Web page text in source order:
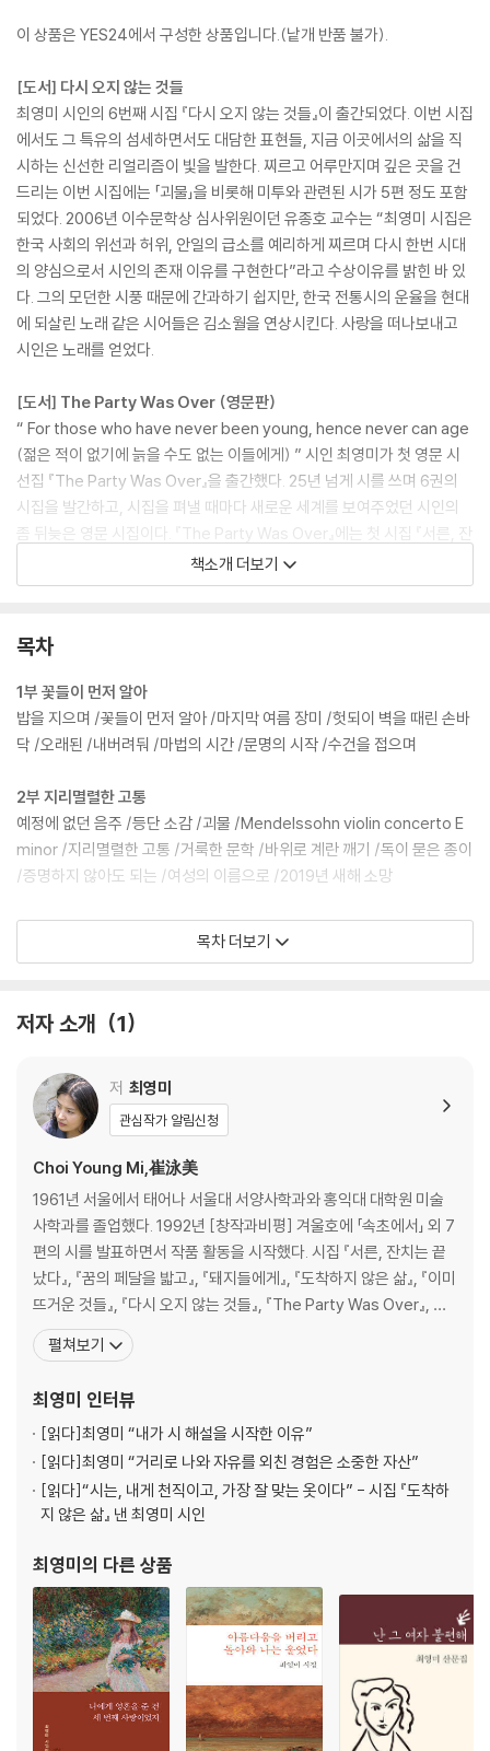
이 상품은 YES24에서 구성한 상품입니다.(낱개 반품 불가).
[도서] 다시 오지 않는 것들
최영미 시인의 6번째 시집 『다시 오지 않는 것들』이 출간되었다. 이번 시집
에서도 그 특유의 섬세하면서도 대담한 표현들, 지금 이곳에서의 삶을 직
시하는 신선한 리얼리즘이 빛을 발한다. 찌르고 어루만지며 깊은 곳을 건
드리는 이번 시집에는 「괴물」을 비롯해 미투와 관련된 시가 5편 정도 포함
되었다. 2006년 이수문학상 심사위원이던 유종호 교수는 “최영미 시집은
한국 사회의 위선과 허위, 안일의 급소를 예리하게 찌르며 다시 한번 시대
의 양심으로서 시인의 존재 이유를 구현한다”라고 수상이유를 밝힌 바 있
다. 그의 모던한 시풍 때문에 간과하기 쉽지만, 한국 전통시의 운율을 현대
에 되살린 노래 같은 시어들은 김소월을 연상시킨다. 사랑을 떠나보내고
시인은 노래를 얻었다.
[도서] The Party Was Over (영문판)
“ For those who have never been young, hence never can age
(젊은 적이 없기에 늙을 수도 없는 이들에게) ” 시인 최영미가 첫 영문 시
선집 『The Party Was Over』을 출간했다. 25년 넘게 시를 쓰며 6권의
시집을 발간하고, 시집을 펴낼 때마다 새로운 세계를 보여주었던 시인의
좀 뒤늦은 영문 시집이다. 『The Party Was Over』에는 첫 시집 『서른, 잔
치는 끝났다』에서『다시 오지 않는 것들』 까지 6권의 시집에서 선정한 25
편의 시가 실렸다. 전승희와 Alice Kim 의 정확하며 생동감 있는 번역은
회를 줄 것이다.
책소개 더보기
목차
1부 꽃들이 먼저 알아
밥을 지으며 /꽃들이 먼저 알아 /마지막 여름 장미 /헛되이 벽을 때린 손바
닥 /오래된 /내버려둬 /마법의 시간 /문명의 시작 /수건을 접으며
2부 지리멸렬한 고통
예정에 없던 음주 /등단 소감 /괴물 /Mendelssohn violin concerto E
minor /지리멸렬한 고통 /거룩한 문학 /바위로 계란 깨기 /독이 묻은 종이
/증명하지 않아도 되는 /여성의 이름으로 /2019년 새해 소망
3부 다시 오지 않는
봄날 /꽃샘추위 /너를 보내며 /죽음은 연습할 수 없다 /시골 장례식 /깊은
짧은 생각 /런던의 동쪽 /소설, 후기 /꿈의 창문 /데이비드 호크니 /50대 /
원고 청탁 /카페 가는 길 /사업자등록 /연휴의 끝 /쓰는 인류 /오사카 성 /
여행 /1월의 공원
시인의 말
발문: 다시 대낮의 햇살 아래- 최명자
1부 꽃들이 먼저 알아
밥을 지으며 /꽃들이 먼저 알아 /마지막 여름 장미 /헛되이 벽을 때린 손바
닥 /오래된 /내버려둬 /마법의 시간 /문명의 시작 /수건을 접으며
예정에 없던 음주 /등단 소감 /괴물 /Mendelssohn violin concerto E
minor /지리멸렬한 고통 /거룩한 문학 /바위로 계란 깨기 /독이 묻은 종이
/증명하지 않아도 되는 /여성의 이름으로 /2019년 새해 소망
3부 다시 오지 않는
곳을 본 사람 /지하철 유감 /비틀 쥬스 /간병일기 /주소록을 정리하며 /행
복, 치매 환자의 /옆 침대 /뭘 해도 그 생각 /낙원
4부 심심한 날
짧은 생각 /런던의 동쪽 /소설, 후기 /꿈의 창문 /데이비드 호크니 /50대 /
원고 청탁 /카페 가는 길 /사업자등록 /연휴의 끝 /쓰는 인류 /오사카 성 /
여행 /1월의 공원
목차 더보기
저자 소개 1
저 최영미
관심작가 알림신청
Choi Young Mi,崔泳美
1961년 서울에서 태어나 서울대 서양사학과와 홍익대 대학원 미술
사학과를 졸업했다. 1992년 [창작과비평] 겨울호에 「속초에서」 외 7
편의 시를 발표하면서 작품 활동을 시작했다. 시집 『서른, 잔치는 끝
났다』, 『꿈의 페달을 밟고』, 『돼지들에게』, 『도착하지 않은 삶』, 『이미
뜨거운 것들』, 『다시 오지 않는 것들』, 『The Party Was Over』, 장
편소설 『흉터와 무늬』, 『청동정원』, 산문집 『시대의 우울: 최영미의
유럽일기』, 『우연히 내 일기를 엿보게 될 사람에게』, 『화가의 우연한
펼쳐보기
최영미 인터뷰
[읽다]최영미 “내가 시 해설을 시작한 이유”
[읽다]최영미 “거리로 나와 자유를 외친 경험은 소중한 자산”
[읽다]“시는, 내게 천직이고, 가장 잘 맞는 옷이다” - 시집 『도착하
지 않은 삶』 낸 최영미 시인
최영미 의 다른 상품